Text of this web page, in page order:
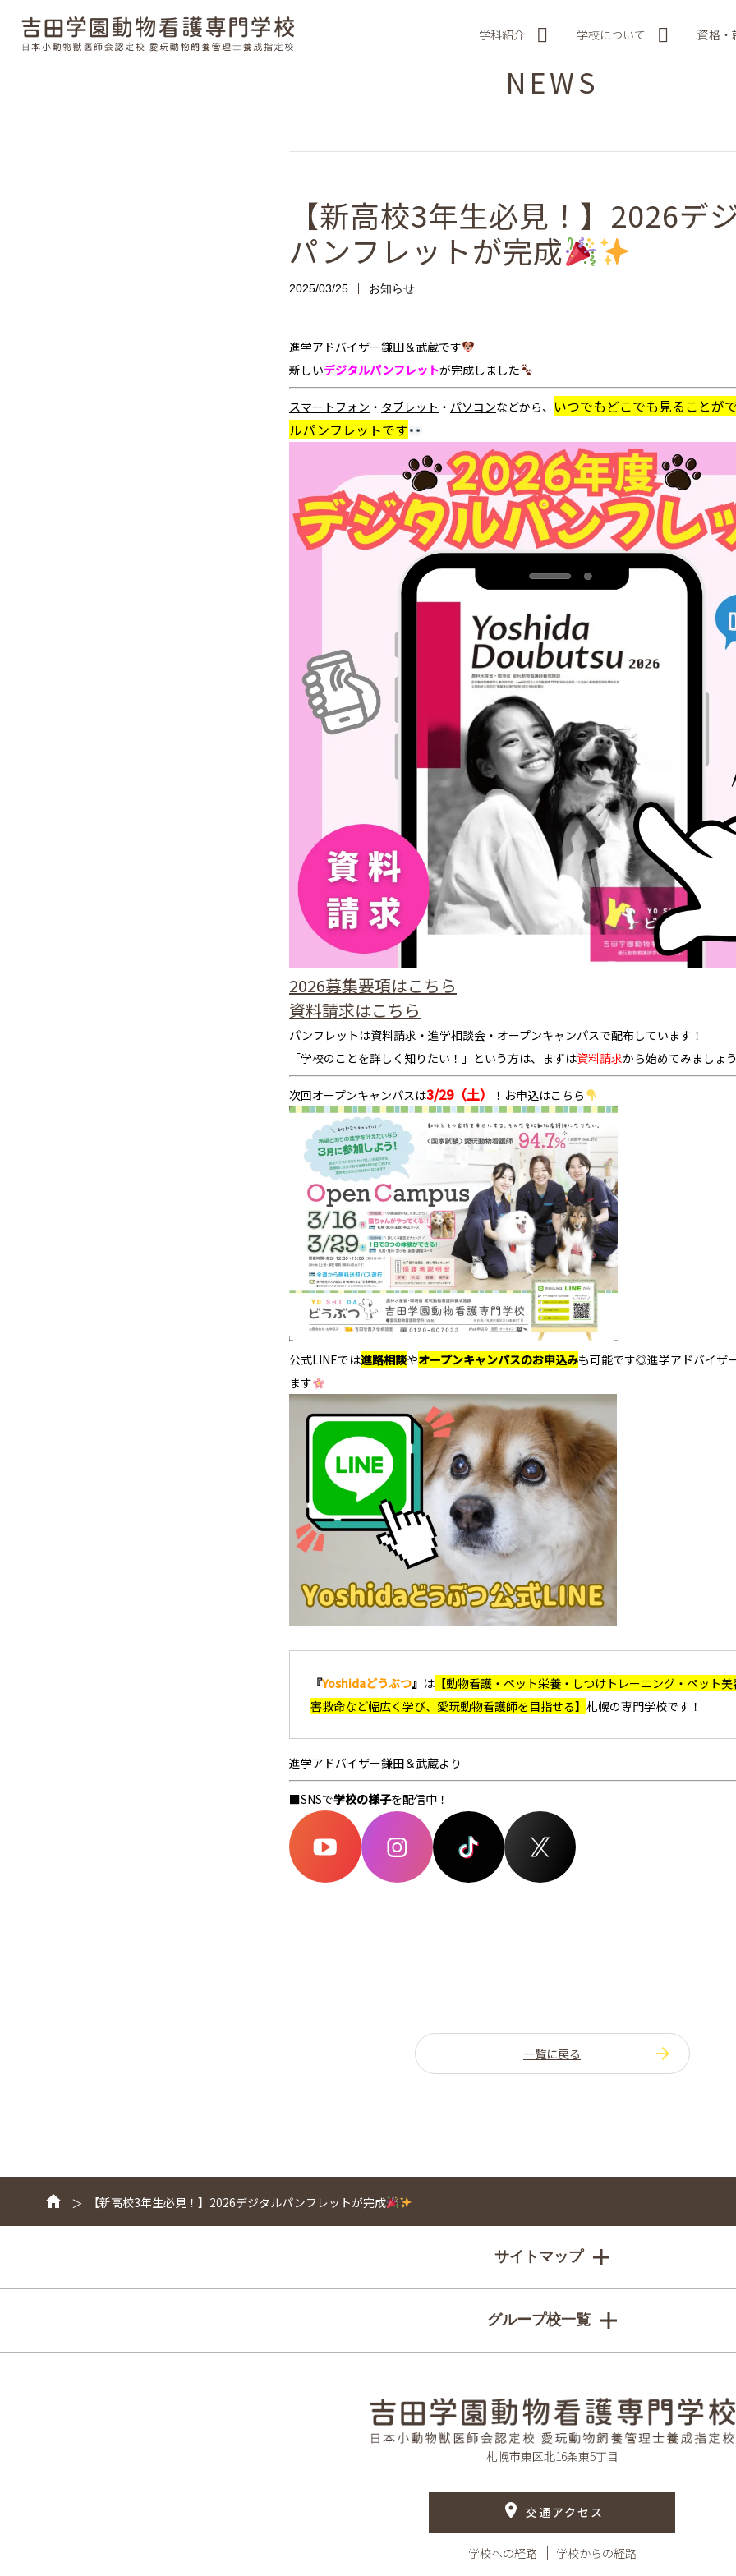
学科紹介 学校について 資格・
NEWS
【新高校3年生必見！】2026デ
パンフレットが完成
2025/03/25 お知らせ
進学アドバイザー鎌田＆武蔵です
新しいデジタルパンフレットが完成しました
スマートフォン ・ タブレット ・ パソコンなどから、 いつでもどこでも見ることが
ルパンフレットです
2026募集要項はこちら
資料請求はこちら
パンフレットは資料請求・進学相談会・オープンキャンパスで配布しています！
「学校のことを詳しく知りたい！」という方は、まずは資料請求から始めてみましょ
次回オープンキャンパスは3/29（土） ！お申込はこちら
公式LINEでは進路相談やオープンキャンパスのお申込みも可能です◎進学アドバイザ
ます
『Yoshidaどうぶつ』 は 【動物看護・ペット栄養・しつけトレーニング・ペット
害救命など幅広く学び、愛玩動物看護師を目指せる】 札幌の専門学校です！
進学アドバイザー鎌田＆武蔵より
■SNSで学校の様子を配信中！
一覧に戻る
【新高校3年生必見！】2026デジタルパンフレットが完成
サイトマップ
グループ校一覧
札幌市東区北16条東5丁目
交通アクセス
学校への経路 学校からの経路